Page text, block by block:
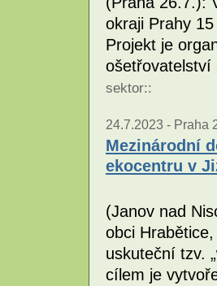
okraji Prahy
Projekt je
ošetřovatelství
sektor::
24.7.2023 - Praha
Mezinárodní
ekocentru v
(Janov nad
obci
uskuteční tzv.
cílem je